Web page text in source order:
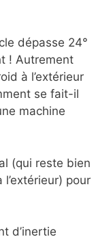
dépasse 24°
! Autrement
à l’extérieur
se fait-il
machine
(qui reste bien
pour
d’inertie